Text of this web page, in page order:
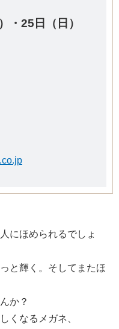
・25日（日）
にほめられるでしょ
と輝く。そしてまたほ
か？
くなるメガネ、